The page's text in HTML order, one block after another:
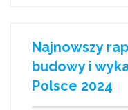
Najnowszy
budowy i
Polsce 2024